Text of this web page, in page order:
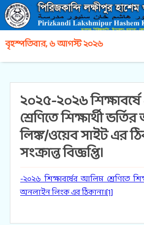
বৃহস্পতিবার, ৬ আগস্ট ২০২৬
২০২৫-২০২৬
শ্রেণিতে শিক্ষার্থী
লিঙ্ক/ওয়েব সাইট এর
সংক্রান্ত বিজ্ঞপ্তি।
-২০২৬ শিক্ষাবর্ষের আলিম শ্রেণিতে
অনলাইন লিংক এর ঠিকানা।[1]